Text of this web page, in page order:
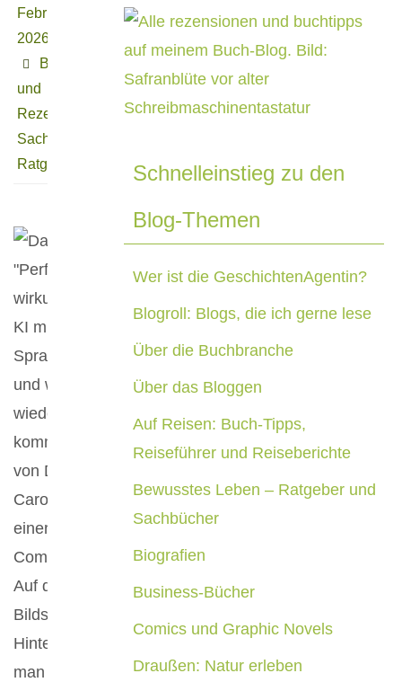
Februar
2026
Buchtipps
und
Rezensionen
Sachbuch &
Ratgeber
Schnelleinstieg zu den
Blog-Themen
Wer ist die GeschichtenAgentin?
Blogroll: Blogs, die ich gerne lese
Über die Buchbranche
Über das Bloggen
Auf Reisen: Buch-Tipps,
Reiseführer und Reiseberichte
Bewusstes Leben – Ratgeber und
Sachbücher
Biografien
Business-Bücher
Comics und Graphic Novels
Draußen: Natur erleben